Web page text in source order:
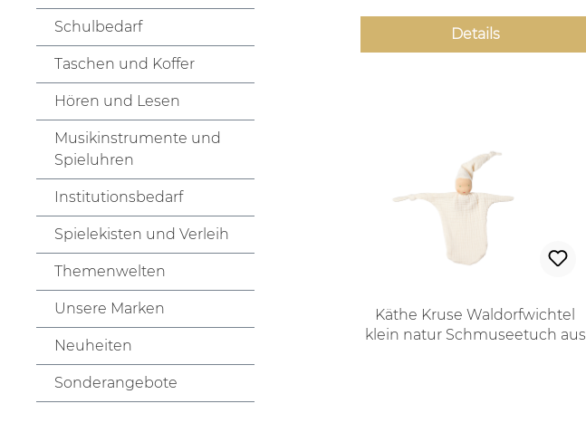
Schulbedarf
Taschen und Koffer
Hören und Lesen
Musikinstrumente und
Spieluhren
Institutionsbedarf
Spielekisten und Verleih
Themenwelten
Unsere Marken
Neuheiten
Sonderangebote
Details
Käthe Kruse Waldorfwichtel
klein natur Schmuseetuch aus